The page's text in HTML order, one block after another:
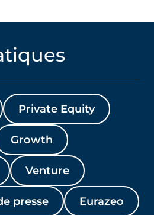
Private Equity
Growth
Venture
presse Eurazeo